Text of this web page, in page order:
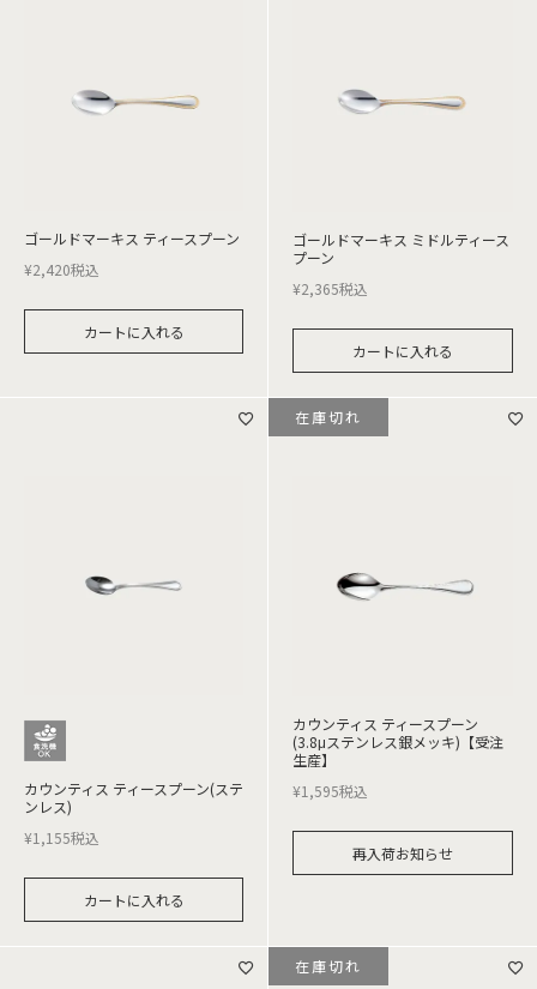
ゴールドマーキス ティースプーン
¥2,420税込
カートに入れる
ゴールドマーキス ミドルティース
プーン
¥2,365税込
カートに入れる
カウンティス ティースプーン(ステ
ンレス)
¥1,155税込
カートに入れる
カウンティス ティースプーン
(3.8μステンレス銀メッキ)【受注
生産】
¥1,595税込
再入荷お知らせ
在庫切れ
在庫切れ